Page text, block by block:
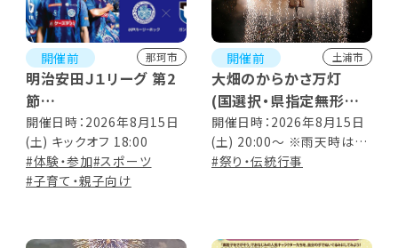
開催前 那珂市
明治安田Ｊ１リーグ 第2
節
「水戸ホーリーホック vs
ガンバ大阪」
開催日時：2026年8月15日
(土) キックオフ 18:00
#体験・参加#スポーツ
#子育て・親子向け
開催前 土浦市
大畑のからかさ万灯
(国選択・県指定無形民
俗文化財)
開催日時：2026年8月15日
(土) 20:00～ ※雨天時は翌
日に順延
#祭り・伝統行事